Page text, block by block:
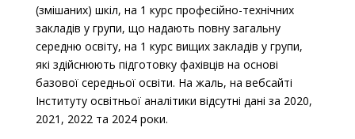
(змішаних) шкіл, на 1 курс професійно-технічних
закладів у групи, що надають повну загальну
середню освіту, на 1 курс вищих закладів у групи,
які здійснюють підготовку фахівців на основі
базової середньої освіти. На жаль, на вебсайті
Інституту освітньої аналітики відсутні дані за 2020,
2021, 2022 та 2024 роки.